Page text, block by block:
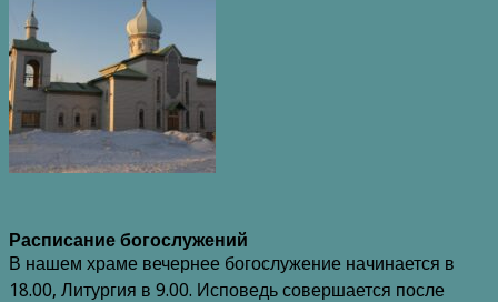
Расписание богослужений
В нашем храме вечернее богослужение начинается в
18.00, Литургия в 9.00. Исповедь совершается после